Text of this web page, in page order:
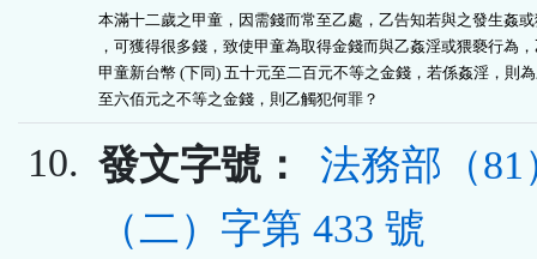
本滿十二歲之甲童，因需錢而常至乙處，乙告知若與之發生姦
，可獲得很多錢，致使甲童為取得金錢而與乙姦淫或猥褻行為
甲童新台幣 (下同) 五十元至二百元不等之金錢，若係姦淫，則
至六佰元之不等之金錢，則乙觸犯何罪？
10. 發文字號：
法務部（81
（二）字第 433 號